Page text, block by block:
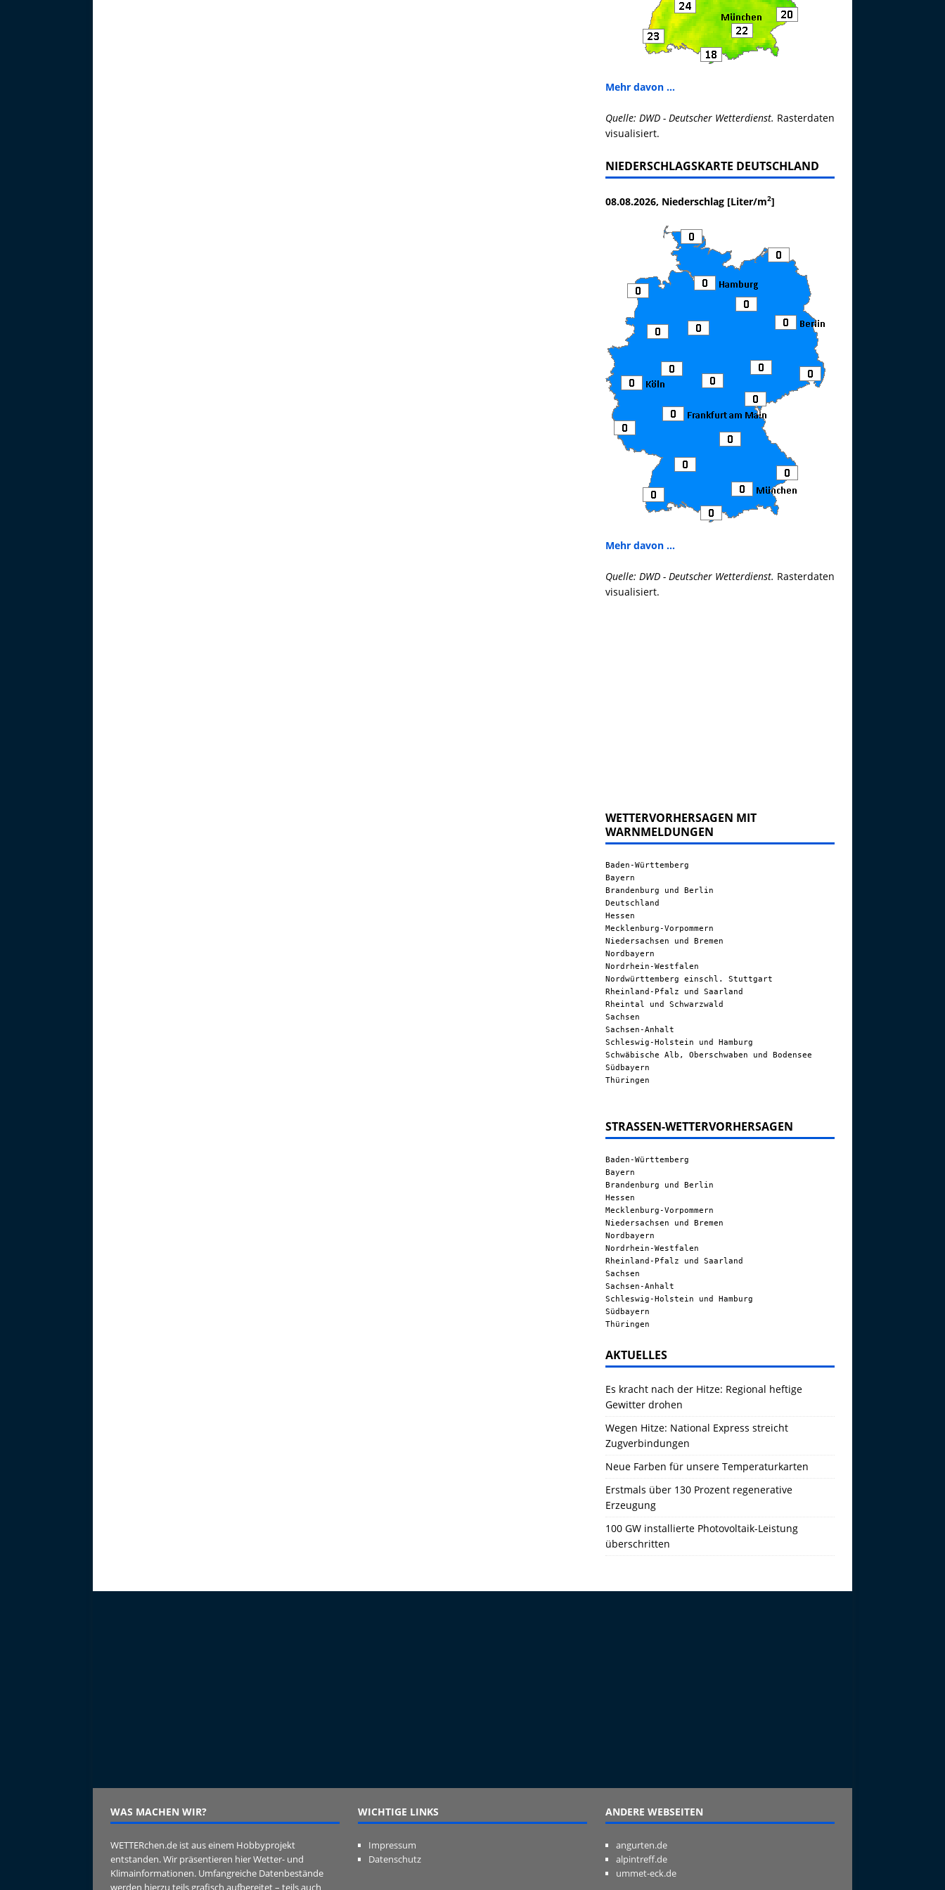
Mehr davon ...
Quelle: DWD - Deutscher Wetterdienst. Rasterdaten
visualisiert.
NIEDERSCHLAGSKARTE DEUTSCHLAND
08.08.2026, Niederschlag [Liter/m2]
Mehr davon ...
Quelle: DWD - Deutscher Wetterdienst. Rasterdaten
visualisiert.
WETTERVORHERSAGEN MIT
WARNMELDUNGEN
Baden-Württemberg
Bayern
Brandenburg und Berlin
Deutschland
Hessen
Mecklenburg-Vorpommern
Niedersachsen und Bremen
Nordbayern
Nordrhein-Westfalen
Nordwürttemberg einschl. Stuttgart
Rheinland-Pfalz und Saarland
Rheintal und Schwarzwald
Sachsen
Sachsen-Anhalt
Schleswig-Holstein und Hamburg
Schwäbische Alb, Oberschwaben und Bodensee
Südbayern
Thüringen
STRASSEN-WETTERVORHERSAGEN
Baden-Württemberg
Bayern
Brandenburg und Berlin
Hessen
Mecklenburg-Vorpommern
Niedersachsen und Bremen
Nordbayern
Nordrhein-Westfalen
Rheinland-Pfalz und Saarland
Sachsen
Sachsen-Anhalt
Schleswig-Holstein und Hamburg
Südbayern
Thüringen
AKTUELLES
Es kracht nach der Hitze: Regional heftige
Gewitter drohen
Wegen Hitze: National Express streicht
Zugverbindungen
Neue Farben für unsere Temperaturkarten
Erstmals über 130 Prozent regenerative
Erzeugung
100 GW installierte Photovoltaik-Leistung
überschritten
WAS MACHEN WIR?
WETTERchen.de ist aus einem Hobbyprojekt
entstanden. Wir präsentieren hier Wetter- und
Klimainformationen. Umfangreiche Datenbestände
werden hierzu teils grafisch aufbereitet – teils auch
WICHTIGE LINKS
Impressum
Datenschutz
ANDERE WEBSEITEN
angurten.de
alpintreff.de
ummet-eck.de